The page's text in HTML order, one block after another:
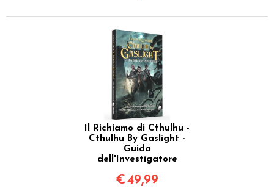
Il Richiamo di Cthulhu -
Cthulhu By Gaslight -
Guida
dell'Investigatore
€49,99